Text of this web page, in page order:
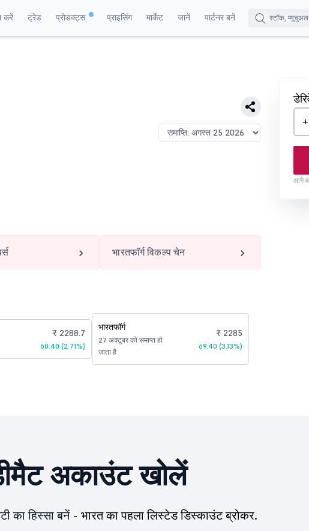
करें ट्रेड प्रोडक्ट्स प्राइसिंग मार्केट जानें पार्टनर बनें
आगे
भारतफॉर्ग विकल्प चेन
₹ 2288.7
60.40 (2.71%)
भारतफॉर्ग
27 अक्टूबर को समाप्त हो
जाता है
₹ 2285
69.40 (3.13%)
अकाउंट खोलें
का हिस्सा बनें - भारत का पहला लिस्टेड डिस्काउंट ब्रोकर.